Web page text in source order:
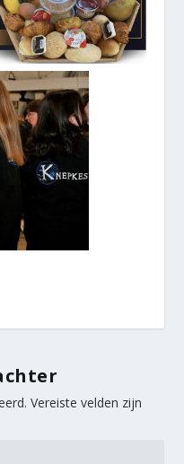
Vereiste velden zijn